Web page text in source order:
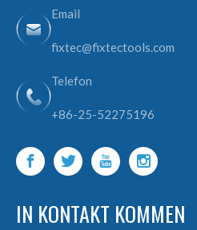
Email
fixtec@fixtectools.com
Telefon
+86-25-52275196
IN KONTAKT KOMMEN